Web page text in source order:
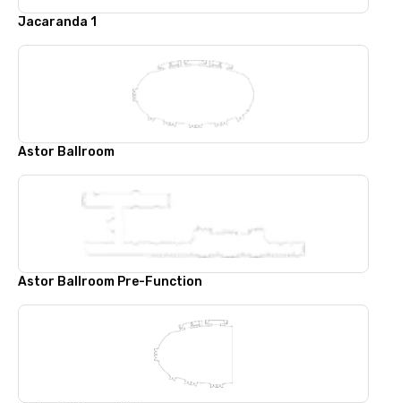
Jacaranda 1
Astor Ballroom
Astor Ballroom Pre-Function